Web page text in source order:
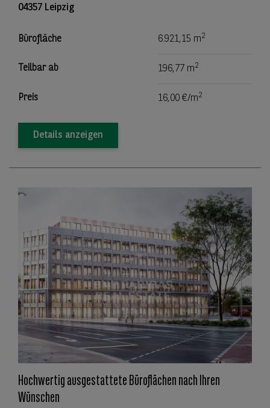
04357 Leipzig
Bürofläche 6.921,15 m2
Teilbar ab 196,77 m2
Preis 16,00 €/m2
Details anzeigen
Hochwertig ausgestattete Büroflächen nach Ihren
Wünschen